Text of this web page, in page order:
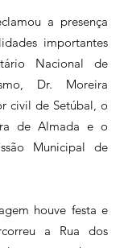
a presença
importantes
Nacional de
Dr. Moreira
civil de Setúbal, o
de Almada e o
Municipal de
houve festa e
a Rua dos